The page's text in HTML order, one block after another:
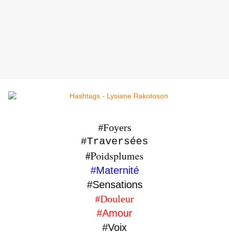
#Foyers
#Traversées
#Poidsplumes
#Maternité
#Sensations
#Douleur
#Amour
#Voix